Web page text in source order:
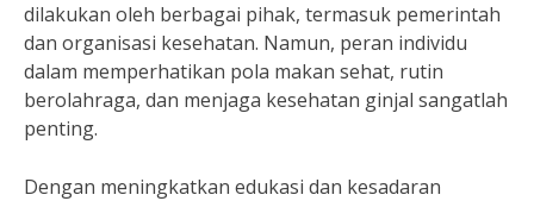
dilakukan oleh berbagai pihak, termasuk pemerintah
dan organisasi kesehatan. Namun, peran individu
dalam memperhatikan pola makan sehat, rutin
berolahraga, dan menjaga kesehatan ginjal sangatlah
penting.
Dengan meningkatkan edukasi dan kesadaran